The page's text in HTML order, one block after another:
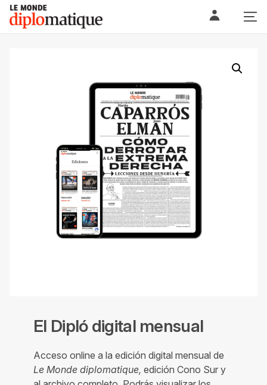
Skip
content
Le monde diplomatique
El Dipló digital mensual
Acceso online a la edición digital mensual de
Le Monde diplomatique, edición Cono Sur y